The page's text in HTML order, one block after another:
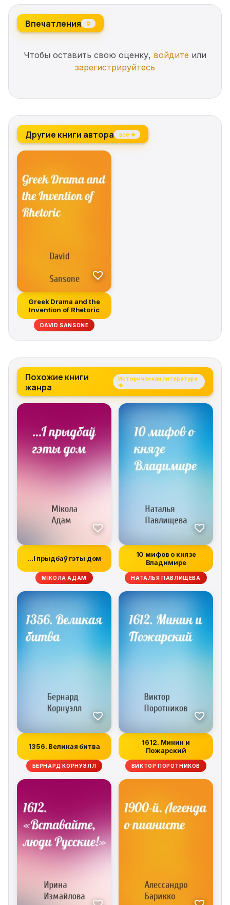
Впечатления 0
Чтобы оставить свою оценку, войдите или
зарегистрируйтесь
Другие книги автора все →
Greek Drama and the
Invention of Rhetoric
DAVID SANSONE
Похожие книги
жанра
Историческая литература
→
…І прыдбаў гэты дом
МІКОЛА АДАМ
10 мифов о князе
Владимире
НАТАЛЬЯ ПАВЛИЩЕВА
1356. Великая битва
БЕРНАРД КОРНУЭЛЛ
1612. Минин и
Пожарский
ВИКТОР ПОРОТНИКОВ